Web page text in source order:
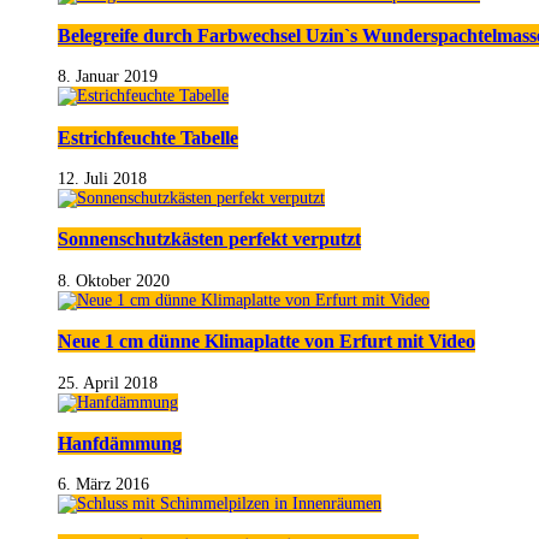
Belegreife durch Farbwechsel Uzin`s
8. Januar 2019
Estrichfeuchte Tabelle
12. Juli 2018
Sonnenschutzkästen perfekt verputzt
8. Oktober 2020
Neue 1 cm dünne Klimaplatte von Erfurt mit Video
25. April 2018
Hanfdämmung
6. März 2016